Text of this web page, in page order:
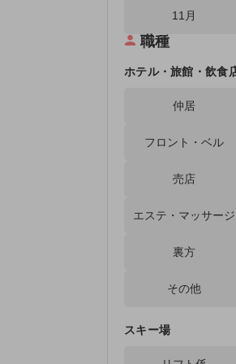
11月
職種
ホテル・旅館・飲食
仲居
フロント・ベル
売店
エステ・マッサージ
裏方
その他
スキー場